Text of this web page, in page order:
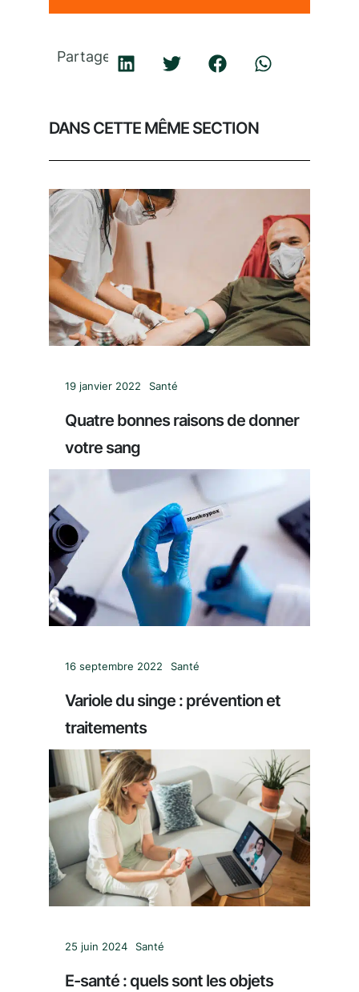
Partager
DANS CETTE MÊME SECTION
19 janvier 2022 Santé
Quatre bonnes raisons de donner
votre sang
16 septembre 2022 Santé
Variole du singe : prévention et
traitements
25 juin 2024 Santé
E-santé : quels sont les objets